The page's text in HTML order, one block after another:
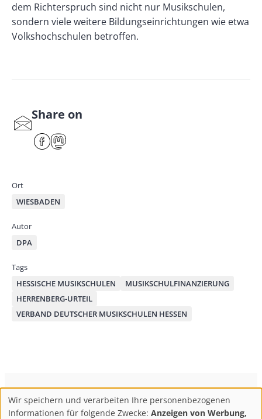
dem Richterspruch sind nicht nur Musikschulen,
sondern viele weitere Bildungseinrichtungen wie etwa
Volkshochschulen betroffen.
S
Share on
F
Ort
WIESBADEN
Autor
DPA
Tags
HESSISCHE MUSIKSCHULEN
MUSIKSCHULFINANZIERUNG
HERRENBERG-URTEIL
VERBAND DEUTSCHER MUSIKSCHULEN HESSEN
Footer
ConBrio Kulturmedienhaus AGB
Datenschutz
Impressum
Info & Kontakt
Use
Wir speichern und verarbeiten Ihre personenbezogenen
Informationen für folgende Zwecke: Anzeigen von Werbung,